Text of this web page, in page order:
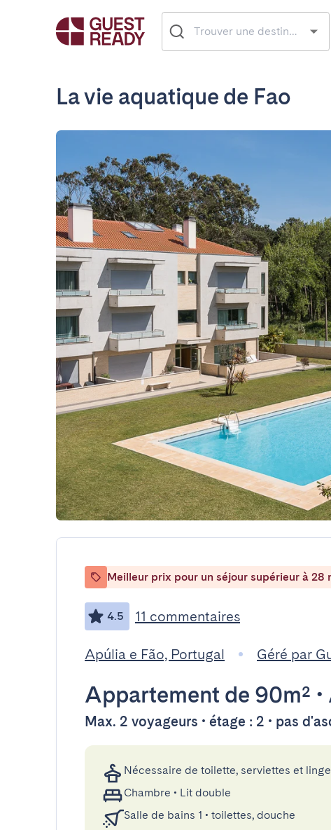
La vie aquatique de Fao
Meilleur prix pour un séjour supérieur à 28
4.5 11 commentaires
Apúlia e Fão, Portugal Géré par
Appartement de 90m² •
Max. 2 voyageurs • étage : 2 • pas
Nécessaire de toilette, serviettes et
Chambre • Lit double
Salle de bains 1 • toilettes, douche